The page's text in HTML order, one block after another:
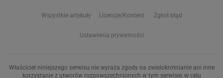
Wszystkie artykuły Licencje/Kontent Zgłoś błąd
Ustawienia prywatności
Właściciel niniejszego serwisu nie wyraża zgody na zwielokrotnianie ani inne
korzystanie z utworów rozpowszechnionych w tym serwisie, w celu